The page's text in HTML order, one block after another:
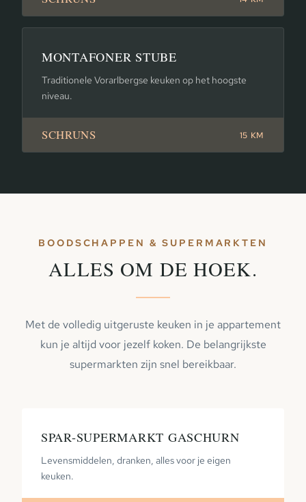
MONTAFONER STUBE
Traditionele Vorarlbergse keuken op het hoogste
niveau.
SCHRUNS 15 KM
BOODSCHAPPEN & SUPERMARKTEN
ALLES OM DE HOEK.
Met de volledig uitgeruste keuken in je appartement
kun je altijd voor jezelf koken. De belangrijkste
supermarkten zijn snel bereikbaar.
SPAR-SUPERMARKT GASCHURN
Levensmiddelen, dranken, alles voor je eigen
keuken.